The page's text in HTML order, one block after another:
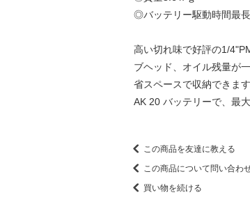
◎バッテリー駆動時間最
高い切れ味で好評の1/
ブヘッド、オイル残量が
省スペースで収納できます
AK 20 バッテリーで、最
この商品を友達に教える
この商品について問い合わ
買い物を続ける